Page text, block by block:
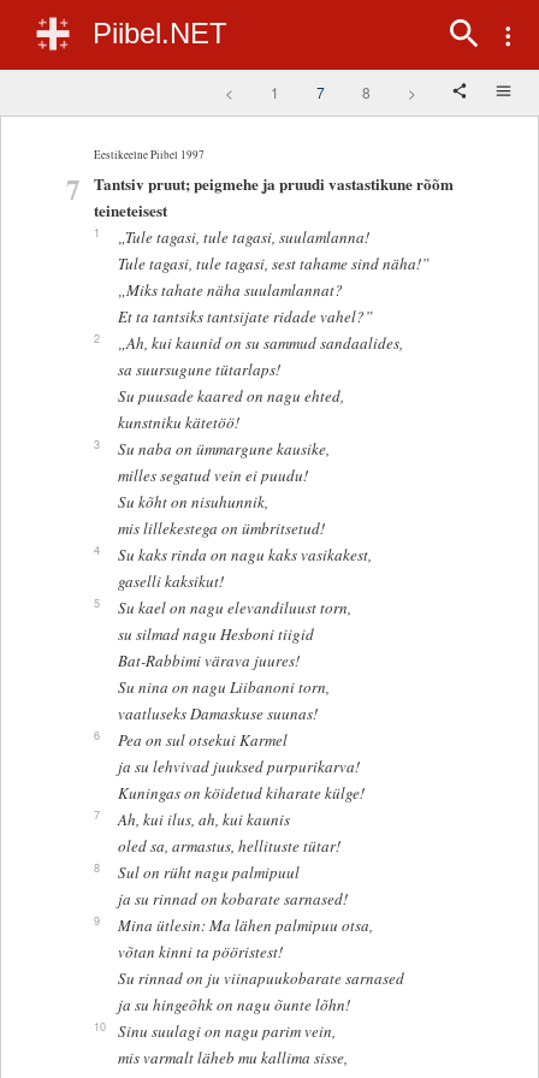
Piibel.NET
< 1 7 8 >
Eestikeelne Piibel 1997
7
Tantsiv pruut; peigmehe ja pruudi vastastikune rõõm
teineteisest
1
„Tule tagasi, tule tagasi, suulamlanna!
Tule tagasi, tule tagasi, sest tahame sind näha!”
„Miks tahate näha suulamlannat?
Et ta tantsiks tantsijate ridade vahel?”
2
„Ah, kui kaunid on su sammud sandaalides,
sa suursugune tütarlaps!
Su puusade kaared on nagu ehted,
kunstniku kätetöö!
3
Su naba on ümmargune kausike,
milles segatud vein ei puudu!
Su kõht on nisuhunnik,
mis lillekestega on ümbritsetud!
4
Su kaks rinda on nagu kaks vasikakest,
gaselli kaksikut!
5
Su kael on nagu elevandiluust torn,
su silmad nagu Hesboni tiigid
Bat-Rabbimi värava juures!
Su nina on nagu Liibanoni torn,
vaatluseks Damaskuse suunas!
6
Pea on sul otsekui Karmel
ja su lehvivad juuksed purpurikarva!
Kuningas on köidetud kiharate külge!
7
Ah, kui ilus, ah, kui kaunis
oled sa, armastus, hellituste tütar!
8
Sul on rüht nagu palmipuul
ja su rinnad on kobarate sarnased!
9
Mina ütlesin: Ma lähen palmipuu otsa,
võtan kinni ta pööristest!
Su rinnad on ju viinapuukobarate sarnased
ja su hingeõhk on nagu õunte lõhn!
10
Sinu suulagi on nagu parim vein,
mis varmalt läheb mu kallima sisse,